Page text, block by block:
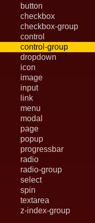
button
checkbox
checkbox-group
control
control-group
dropdown
icon
image
input
link
menu
modal
page
popup
progressbar
radio
radio-group
select
spin
textarea
z-index-group